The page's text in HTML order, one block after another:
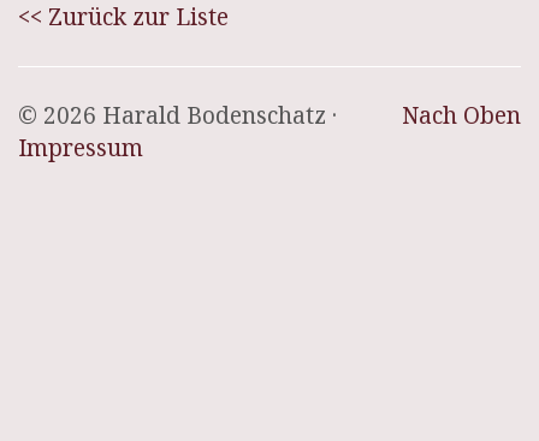
<< Zurück zur Liste
Nach Oben
© 2026 Harald Bodenschatz ·
Impressum